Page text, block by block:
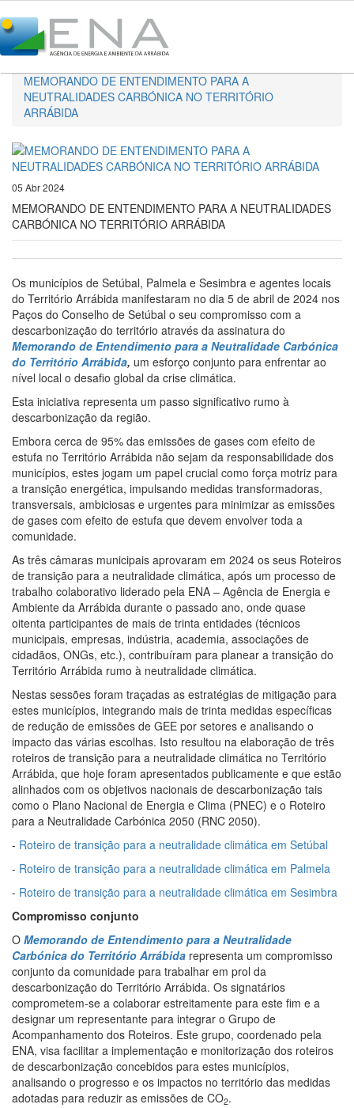
MEMORANDO DE ENTENDIMENTO PARA A
NEUTRALIDADES CARBÓNICA NO TERRITÓRIO
ARRÁBIDA
05 Abr 2024
MEMORANDO DE ENTENDIMENTO PARA A NEUTRALIDADES
CARBÓNICA NO TERRITÓRIO ARRÁBIDA
Os municípios de Setúbal, Palmela e Sesimbra e agentes locais
do Território Arrábida manifestaram no dia 5 de abril de 2024 nos
Paços do Conselho de Setúbal o seu compromisso com a
descarbonização do território através da assinatura do
Memorando de Entendimento para a Neutralidade Carbónica
do Território Arrábida, um esforço conjunto para enfrentar ao
nível local o desafio global da crise climática.
Esta iniciativa representa um passo significativo rumo à
descarbonização da região.
Embora cerca de 95% das emissões de gases com efeito de
estufa no Território Arrábida não sejam da responsabilidade dos
municípios, estes jogam um papel crucial como força motriz para
a transição energética, impulsando medidas transformadoras,
transversais, ambiciosas e urgentes para minimizar as emissões
de gases com efeito de estufa que devem envolver toda a
comunidade.
As três câmaras municipais aprovaram em 2024 os seus Roteiros
de transição para a neutralidade climática, após um processo de
trabalho colaborativo liderado pela ENA – Agência de Energia e
Ambiente da Arrábida durante o passado ano, onde quase
oitenta participantes de mais de trinta entidades (técnicos
municipais, empresas, indústria, academia, associações de
cidadãos, ONGs, etc.), contribuíram para planear a transição do
Território Arrábida rumo à neutralidade climática.
Nestas sessões foram traçadas as estratégias de mitigação para
estes municípios, integrando mais de trinta medidas específicas
de redução de emissões de GEE por setores e analisando o
impacto das várias escolhas. Isto resultou na elaboração de três
roteiros de transição para a neutralidade climática no Território
Arrábida, que hoje foram apresentados publicamente e que estão
alinhados com os objetivos nacionais de descarbonização tais
como o Plano Nacional de Energia e Clima (PNEC) e o Roteiro
para a Neutralidade Carbónica 2050 (RNC 2050).
- Roteiro de transição para a neutralidade climática em Setúbal
- Roteiro de transição para a neutralidade climática em Palmela
- Roteiro de transição para a neutralidade climática em Sesimbra
Compromisso conjunto
O Memorando de Entendimento para a Neutralidade
Carbónica do Território Arrábida representa um compromisso
conjunto da comunidade para trabalhar em prol da
descarbonização do Território Arrábida. Os signatários
comprometem-se a colaborar estreitamente para este fim e a
designar um representante para integrar o Grupo de
Acompanhamento dos Roteiros. Este grupo, coordenado pela
ENA, visa facilitar a implementação e monitorização dos roteiros
de descarbonização concebidos para estes municípios,
analisando o progresso e os impactos no território das medidas
adotadas para reduzir as emissões de CO2.